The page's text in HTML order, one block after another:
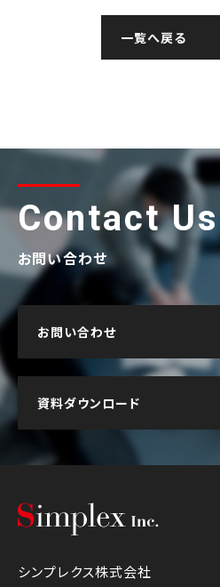
一覧へ戻る
Contact Us
お問い合わせ
お問い合わせ
資料ダウンロード
シンプレクス株式会社